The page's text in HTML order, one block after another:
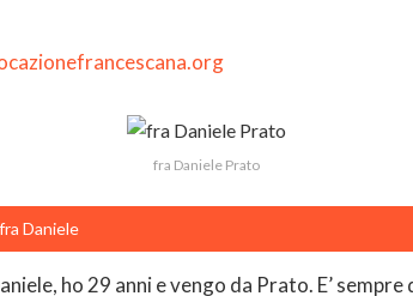
fra Daniele Prato
Daniele
ho 29 anni e vengo da Prato. E’